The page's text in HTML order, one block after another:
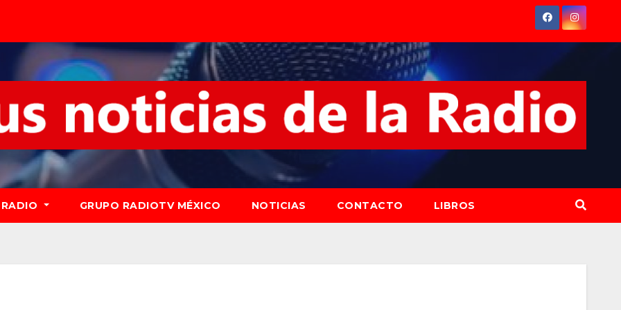
RADIO GRUPO RADIOTV MÉXICO NOTICIAS CONTACTO LIBROS